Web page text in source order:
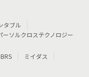
タブル
ーソルクロステクノロジー
BRS
ミイダス